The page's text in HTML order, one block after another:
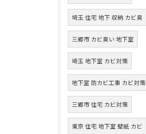
埼玉 住宅 地下 収納 カビ臭
三郷市 カビ臭い 地下室
埼玉 地下室 カビ対策
地下室 防カビ工事 カビ対策
三郷市 住宅 カビ対策
東京 住宅 地下室 壁紙 カビ